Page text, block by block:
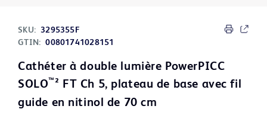
SKU: 3295355F
GTIN: 00801741028151
Cathéter à double lumière PowerPICC
SOLO™² FT Ch 5, plateau de base avec fil
guide en nitinol de 70 cm